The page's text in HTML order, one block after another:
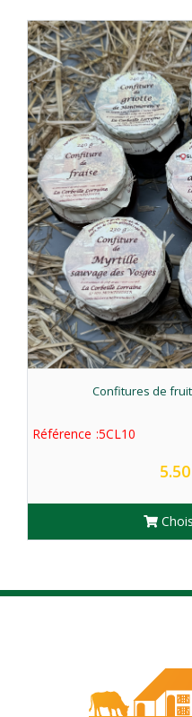
Confitures de
Référence :5CL10